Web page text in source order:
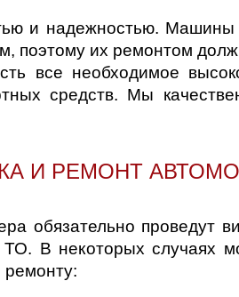
407
508
и надежностью.
поэтому их ремонтом
все необходимое
средств. Мы
И РЕМОНТ
обязательно проведут
В некоторых случаях
ремонту: